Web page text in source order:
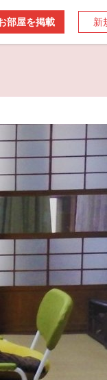
部屋を掲載 新